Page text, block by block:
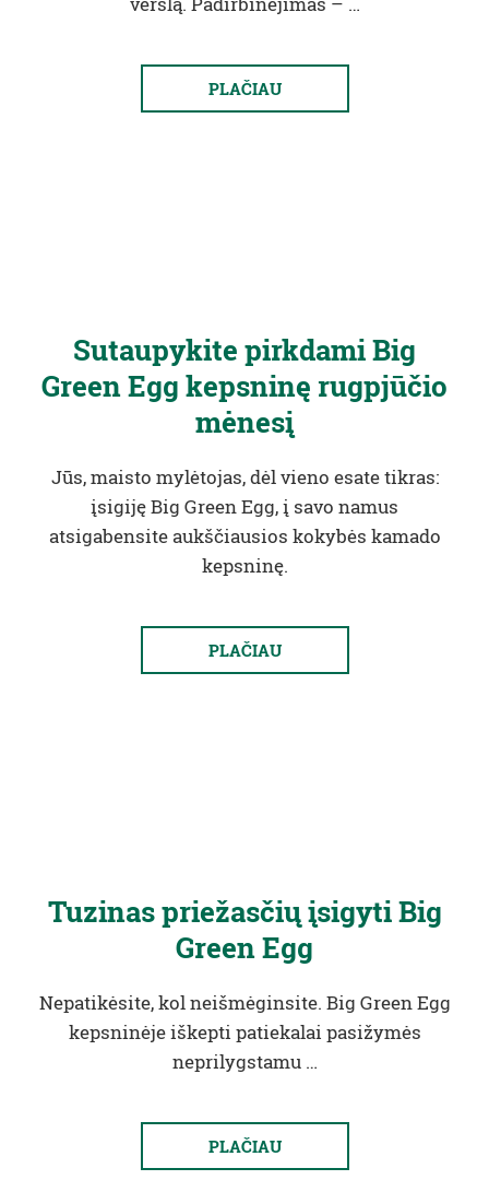
PLAČIAU
Sutaupykite pirkdami Big
Green Egg kepsninę rugpjūčio
mėnesį
Jūs, maisto mylėtojas, dėl vieno esate tikras:
įsigiję Big Green Egg, į savo namus
atsigabensite aukščiausios kokybės kamado
kepsninę.
PLAČIAU
Tuzinas priežasčių įsigyti Big
Green Egg
Nepatikėsite, kol neišmėginsite. Big Green Egg
kepsninėje iškepti patiekalai pasižymės
neprilygstamu …
PLAČIAU